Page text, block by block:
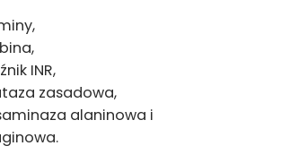
INR,
zasadowa,
alaninowa i